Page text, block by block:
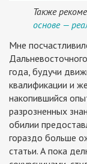
Также
основе —
Мне
года, будучи
квалификации и
накопившийся
разрозненных
обилии
гораздо больше
статьи. А пока